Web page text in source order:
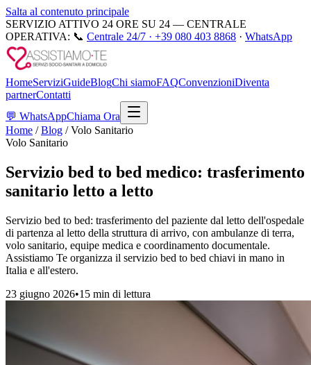
Salta al contenuto principale
SERVIZIO ATTIVO 24 ORE SU 24 — CENTRALE
OPERATIVA: 📞 Centrale 24/7 · +39 080 403 8868 · WhatsApp
HomeServiziGuideBlogChi siamoFAQConvenzioniDiventa
partnerContatti
💬 WhatsAppChiama Ora
Home / Blog / Volo Sanitario
Volo Sanitario
Servizio bed to bed medico: trasferimento
sanitario letto a letto
Servizio bed to bed: trasferimento del paziente dal letto dell'ospedale
di partenza al letto della struttura di arrivo, con ambulanze di terra,
volo sanitario, equipe medica e coordinamento documentale.
Assistiamo Te organizza il servizio bed to bed chiavi in mano in
Italia e all'estero.
23 giugno 2026•15 min di lettura